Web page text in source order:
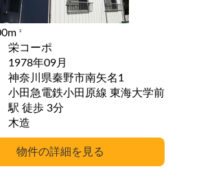
2
栄コーポ
1978年09月
神奈川県秦野市南矢名1
小田急電鉄小田原線 東海大学前
駅 徒歩 3分
木造